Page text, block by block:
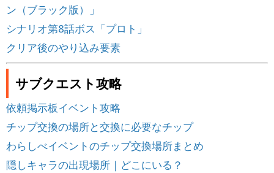
ン（ブラック版）」
シナリオ第8話ボス「プロト」
クリア後のやり込み要素
サブクエスト攻略
依頼掲示板イベント攻略
チップ交換の場所と交換に必要なチップ
わらしべイベントのチップ交換場所まとめ
隠しキャラの出現場所｜どこにいる？